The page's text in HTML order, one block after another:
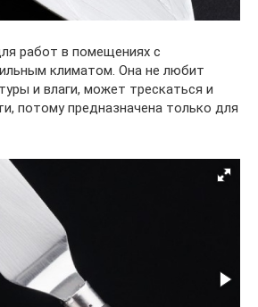
работ в помещениях с
климатом. Она не любит
и влаги, может трескаться и
потому предназначена только для